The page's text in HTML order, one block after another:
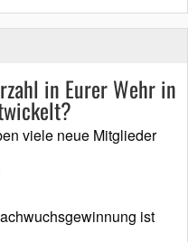
in Eurer Wehr in
viele neue Mitglieder
ist